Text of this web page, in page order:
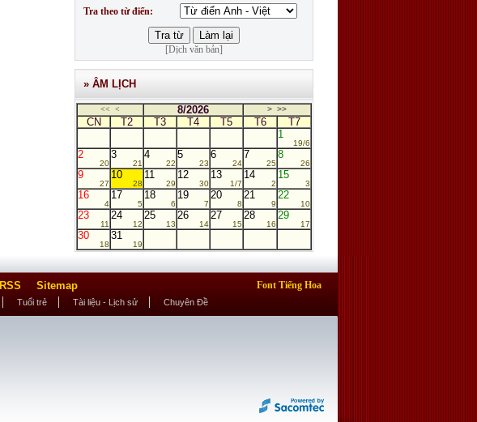
Tra theo từ điển:
[Dịch văn bản]
» ÂM LỊCH
<< < 8/2026 > >>
CN T2 T3 T4 T5 T6
T7
1
19/6
2
20
3
21
4
22
5
23
6
24
7
25
8
26
9
27
10
28
11
29
12
30
13
1/7
14
2
15
3
16
4
17
5
18
6
19
7
20
8
21
9
22
10
23
11
24
12
25
13
26
14
27
15
28
16
29
17
30
18
31
19
RSS Sitemap Font Tiếng Hoa
Tuổi trẻ Tài liệu - Lịch sử Chuyên Đề